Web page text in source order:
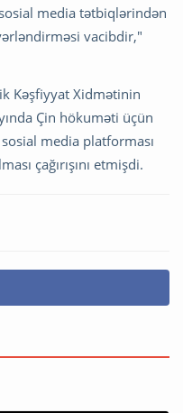
media tətbiqlərindən
vacibdir,"
Kəşfiyyat Xidmətinin
Çin hökuməti üçün
media platforması
çağırışını etmişdi.